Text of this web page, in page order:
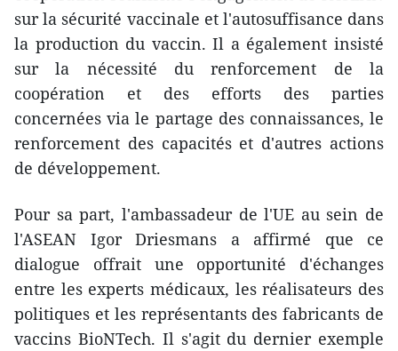
sur la sécurité vaccinale et l'autosuffisance dans
la production du vaccin. Il a également insisté
sur la nécessité du renforcement de la
coopération et des efforts des parties
concernées via le partage des connaissances, le
renforcement des capacités et d'autres actions
de développement.
Pour sa part, l'ambassadeur de l'UE au sein de
l'ASEAN Igor Driesmans a affirmé que ce
dialogue offrait une opportunité d'échanges
entre les experts médicaux, les réalisateurs des
politiques et les représentants des fabricants de
vaccins BioNTech. Il s'agit du dernier exemple